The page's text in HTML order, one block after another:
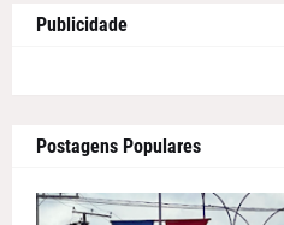
Publicidade
Postagens Populares